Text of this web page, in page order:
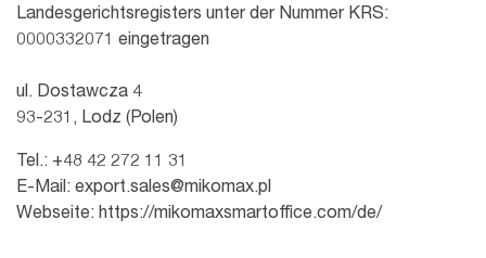
Landesgerichtsregisters unter der Nummer KRS:
0000332071 eingetragen
ul. Dostawcza 4
93-231, Lodz (Polen)
Tel.: +48 42 272 11 31
E-Mail: export.sales@mikomax.pl
Webseite: https://mikomaxsmartoffice.com/de/